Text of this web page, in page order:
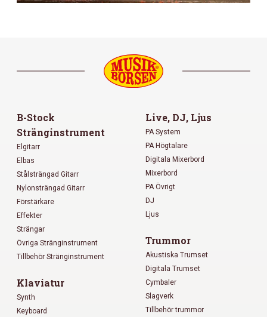
B-Stock
Stränginstrument
Elgitarr
Elbas
Stålsträngad Gitarr
Nylonsträngad Gitarr
Förstärkare
Effekter
Strängar
Övriga Stränginstrument
Tillbehör Stränginstrument
Klaviatur
Synth
Keyboard
Live, DJ, Ljus
PA System
PA Högtalare
Digitala Mixerbord
Mixerbord
PA Övrigt
DJ
Ljus
Trummor
Akustiska Trumset
Digitala Trumset
Cymbaler
Slagverk
Tillbehör trummor